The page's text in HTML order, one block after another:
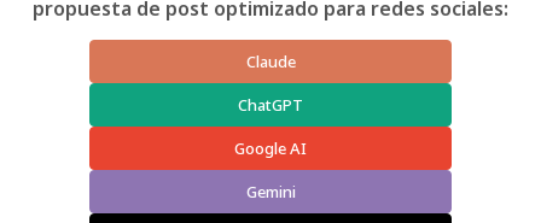
propuesta de post optimizado para redes sociales:
Claude
ChatGPT
Google AI
Gemini